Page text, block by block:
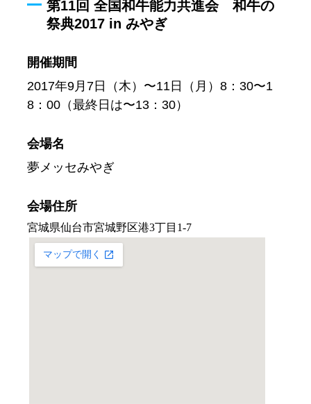
第11回 全国和牛能力共進会 和牛の
祭典2017 in みやぎ
開催期間
2017年9月7日（木）〜11日（月）8：30〜1
8：00（最終日は〜13：30）
会場名
夢メッセみやぎ
会場住所